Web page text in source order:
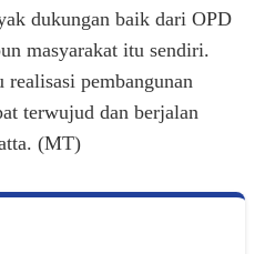
dukungan baik dari OPD
masyarakat itu sendiri.
realisasi pembangunan
terwujud dan berjalan
(MT)